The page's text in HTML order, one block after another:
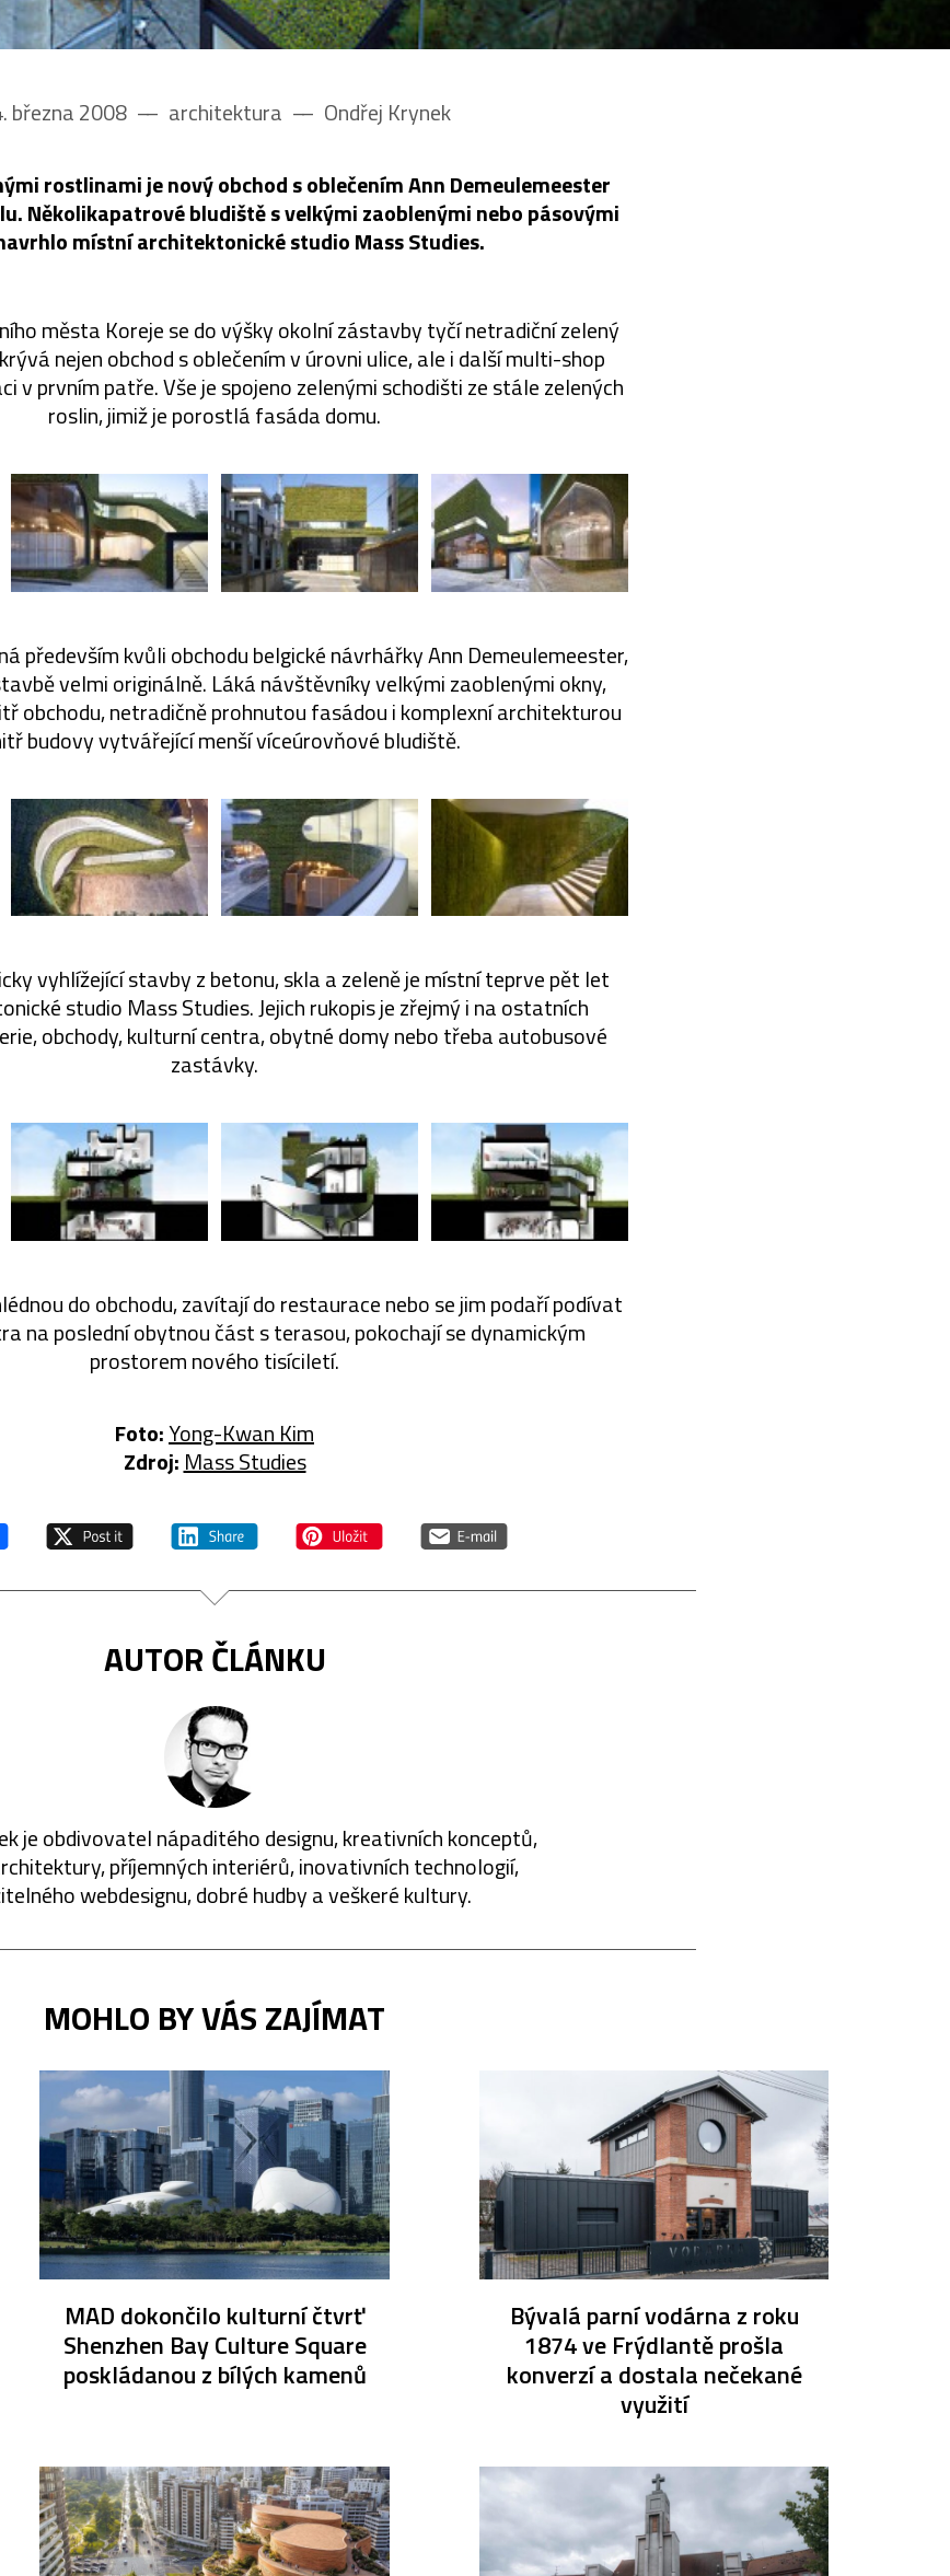
března 2008 –– architektura –– Ondřej Krynek
rostlinami je nový obchod s oblečením Ann Demeulemeester
Několikapatrové bludiště s velkými zaoblenými nebo pásovými
místní architektonické studio Mass Studies.
města Koreje se do výšky okolní zástavby tyčí netradiční zelený
nejen obchod s oblečením v úrovni ulice, ale i další multi-shop
v prvním patře. Vše je spojeno zelenými schodišti ze stále zelených
roslin, jimiž je porostlá fasáda domu.
především kvůli obchodu belgické návrhářky Ann Demeulemeester,
velmi originálně. Láká návštěvníky velkými zaoblenými okny,
obchodu, netradičně prohnutou fasádou i komplexní architekturou
budovy vytvářející menší víceúrovňové bludiště.
vyhlížející stavby z betonu, skla a zeleně je místní teprve pět let
studio Mass Studies. Jejich rukopis je zřejmý i na ostatních
obchody, kulturní centra, obytné domy nebo třeba autobusové
zastávky.
do obchodu, zavítají do restaurace nebo se jim podaří podívat
na poslední obytnou část s terasou, pokochají se dynamickým
prostorem nového tisíciletí.
Foto:Yong-Kwan Kim
Zdroj: Mass Studies
AUTOR ČLÁNKU
je obdivovatel nápaditého designu, kreativních konceptů,
příjemných interiérů, inovativních technologií,
webdesignu, dobré hudby a veškeré kultury.
MOHLO BY VÁS ZAJÍMAT
MAD dokončilo kulturní čtvrť
Shenzhen Bay Culture Square
poskládanou z bílých kamenů
Bývalá parní vodárna z roku
1874 ve Frýdlantě prošla
konverzí a dostala nečekané
využití